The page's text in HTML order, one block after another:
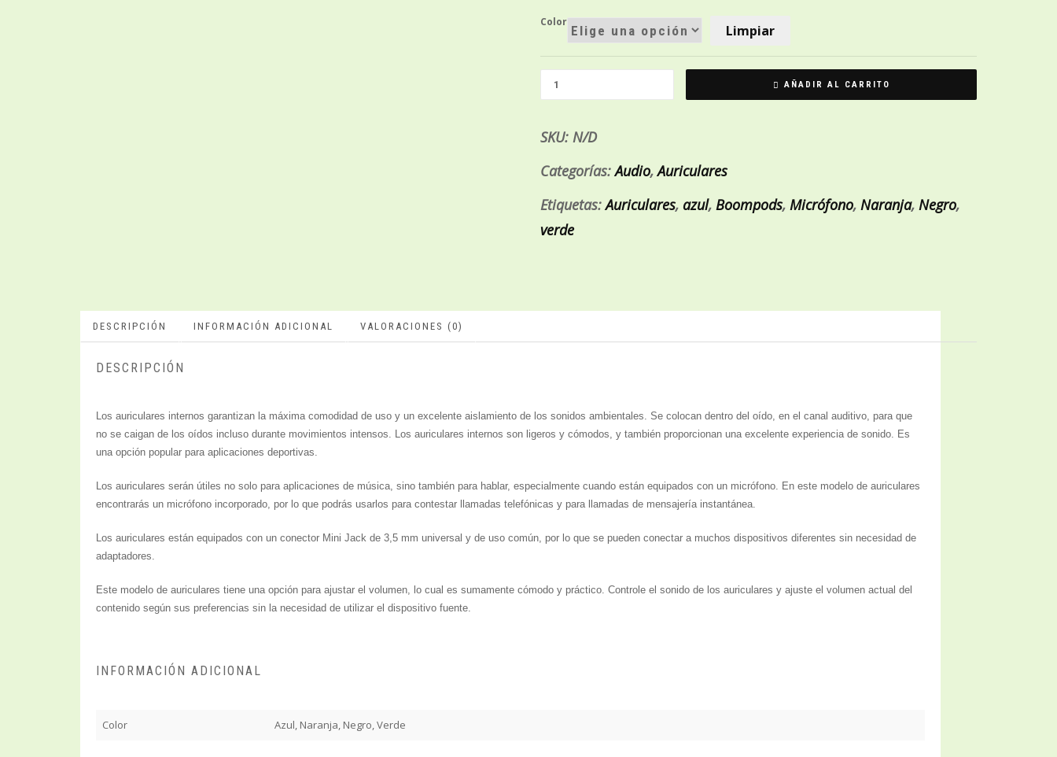
Color Limpiar
AÑADIR AL CARRITO
SKU: N/D
Categorías:Audio,Auriculares
Etiquetas:Auriculares, azul, Boompods, Micrófono, Naranja, Negro,
verde
DESCRIPCIÓN INFORMACIÓN ADICIONAL VALORACIONES (0)
DESCRIPCIÓN
Los auriculares internos garantizan la máxima comodidad de uso y un excelente aislamiento de los sonidos ambientales. Se colocan dentro del oído, en el canal auditivo, para que
no se caigan de los oídos incluso durante movimientos intensos. Los auriculares internos son ligeros y cómodos, y también proporcionan una excelente experiencia de sonido. Es
una opción popular para aplicaciones deportivas.
Los auriculares serán útiles no solo para aplicaciones de música, sino también para hablar, especialmente cuando están equipados con un micrófono. En este modelo de auriculares
encontrarás un micrófono incorporado, por lo que podrás usarlos para contestar llamadas telefónicas y para llamadas de mensajería instantánea.
Los auriculares están equipados con un conector Mini Jack de 3,5 mm universal y de uso común, por lo que se pueden conectar a muchos dispositivos diferentes sin necesidad de
adaptadores.
Este modelo de auriculares tiene una opción para ajustar el volumen, lo cual es sumamente cómodo y práctico. Controle el sonido de los auriculares y ajuste el volumen actual del
contenido según sus preferencias sin la necesidad de utilizar el dispositivo fuente.
INFORMACIÓN ADICIONAL
Color Azul, Naranja, Negro, Verde